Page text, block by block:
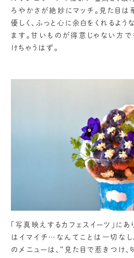
ろやかさが絶妙にマッチ。見た目は
優しく、ふっと心に余白をくれるよ
ます。甘いものが得意じゃない方で
けちゃうはず。
「写真映えするカフェスイーツ」に
はイマイチ…なんてことは一切なし
のメニューは、“見た目で惹きつけ